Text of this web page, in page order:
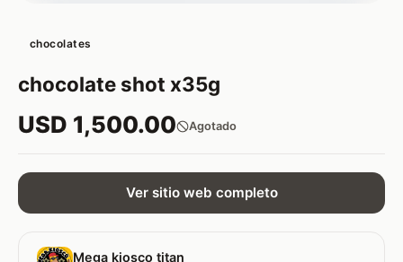
chocolates
chocolate shot x35g
USD 1,500.00 Agotado
Ver sitio web completo
Mega kiosco titan